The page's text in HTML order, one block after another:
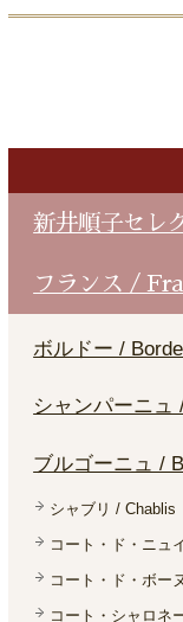
新井順子セレ
フランス /
ボルドー /
シャンパーニュ
ブルゴーニュ /
シャブリ / Chablis
コート・ド・ニュ
コート・ド・ボー
コート・シャロネ